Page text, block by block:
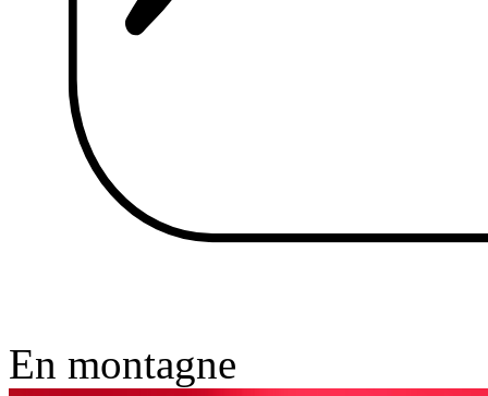
En montagne